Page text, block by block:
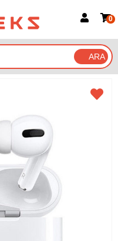
Google İle Bağlan
0